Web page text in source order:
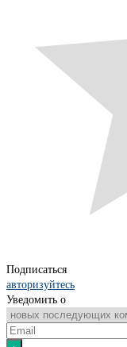
Подписаться
авторизуйтесь
Уведомить о